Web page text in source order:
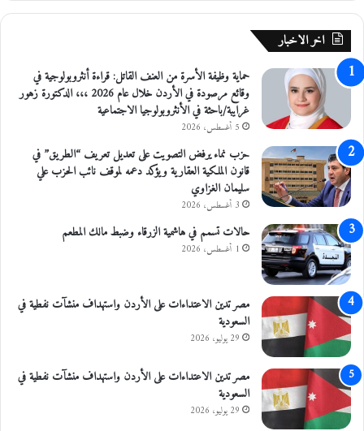
"ت
و
ص
ل
ن
ا
ل
ش
ر
ك
ا
ت
و
ا
ل
ب
ا
ح
ث
ي
ن
ع
اخر الاخبار
حماية وظيفة الأسرة من العنف القاتل: قراءة أنثروبولوجية في
وقائع مرصودة في الأردن خلال عام 2026 ،،، الدكتورة زهور
غرايبة/باحثة في الأنثروبولوجيا الاجتماعية
5 أغسطس، 2026
حزب نماء يرفض التصويت على تعديل تعريف “الطريق” في
قانون الملكية العقارية ويؤكد دعمه لموقف نائب الحزب علي
سليمان الغزاوي
3 أغسطس، 2026
حالات تسمم في هاشمية الزرقاء وضبط مالك المطعم
1 أغسطس، 2026
مصر تدين الاعتداءات على الأردن واستهداف منشآت نفطية في
السعودية
29 يوليو، 2026
مصر تدين الاعتداءات على الأردن واستهداف منشآت نفطية في
السعودية
29 يوليو، 2026